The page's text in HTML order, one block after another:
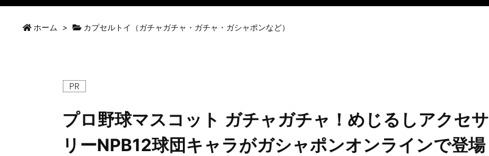
ホーム > カプセルトイ（ガチャガチャ・ガチャ・ガシャポンなど）
プロ野球マスコット ガチャガチャ！めじるしアクセサ
リーNPB12球団キャラがガシャポンオンラインで登場